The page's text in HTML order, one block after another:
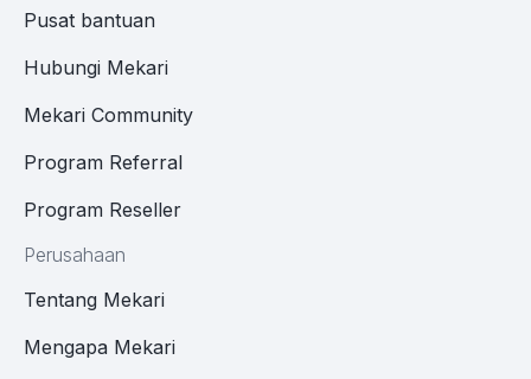
Pusat bantuan
Hubungi Mekari
Mekari Community
Program Referral
Program Reseller
Perusahaan
Tentang Mekari
Mengapa Mekari